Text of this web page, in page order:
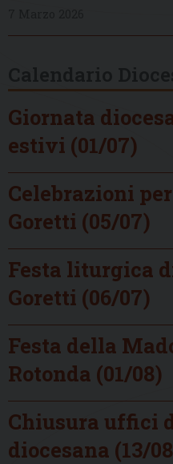
Giornata
estivi (01/07)
Celebrazioni
Goretti (05/07)
Festa liturgica
Goretti (06/07)
Festa della
Rotonda (01/08)
Chiusura uffici
diocesana (13/